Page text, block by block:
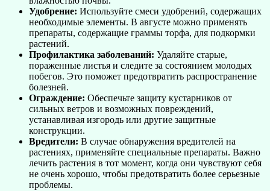
Удобрение: Используйте смеси удобрений, содержащих
необходимые элементы. В августе можно применять
препараты, содержащие граммы торфа, для подкормки
растений.
Профилактика заболеваний: Удаляйте старые,
пораженные листья и следите за состоянием молодых
побегов. Это поможет предотвратить распространение
болезней.
Ограждение: Обеспечьте защиту кустарников от
сильных ветров и возможных повреждений,
устанавливая изгородь или другие защитные
конструкции.
Вредители: В случае обнаружения вредителей на
растениях, применяйте специальные препараты. Важно
лечить растения в тот момент, когда они чувствуют себя
не очень хорошо, чтобы предотвратить более серьезные
проблемы.